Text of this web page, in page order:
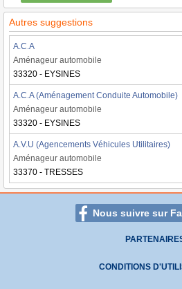
Autres suggestions
A.C.A
Aménageur automobile
33320 - EYSINES
A.C.A (Aménagement Conduite Automobile)
Aménageur automobile
33320 - EYSINES
A.V.U (Agencements Véhicules Utilitaires)
Aménageur automobile
33370 - TRESSES
Nous suivre sur
CONDITIONS